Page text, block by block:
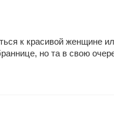
к красивой женщине
но та в свою